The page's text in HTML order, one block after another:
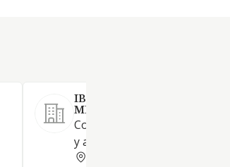
IBERACERO IBERICA DEL
METAL Y ACERO SL
Comercio al por mayor de
y acero.